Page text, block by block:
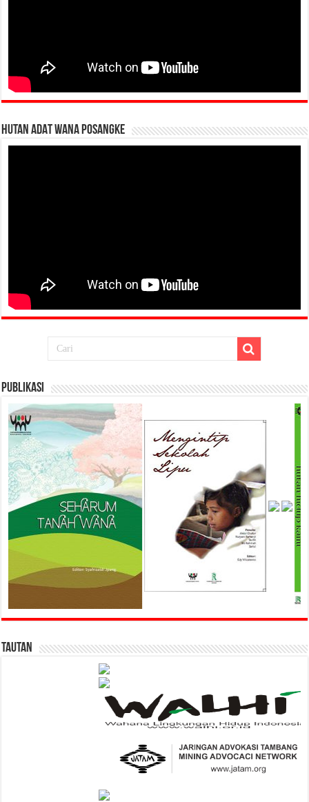
HUTAN ADAT WANA POSANGKE
Publikasi
Tautan